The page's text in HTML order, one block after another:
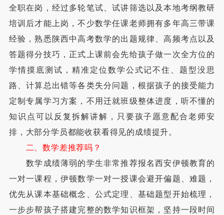
全职在岗，经过多轮笔试、试讲筛选以及本地考纲教研
培训后才能上岗，不少数学任课老师拥有多年高三带课
经验，熟悉陕西中高考数学的出题规律、高频考点以及
答题得分技巧，正式上课前会先给孩子做一次全方位的
学情摸底测试，精准定位数学公式记不住、题型没思
路、计算总出错等各类失分问题，根据孩子的接受能力
定制专属学习方案，不用迁就班级整体进度，听不懂的
知识点可以反复拆解讲解，只要孩子愿意配合老师安
排，大部分学员都能收获看得见的成绩提升。
二、数学差推荐吗？
数学成绩薄弱的学生非常推荐报名西安伊顿教育的
一对一课程，伊顿数学一对一授课会避开偏题、难题，
优先从课本基础概念、公式定理、基础题型开始梳理，
一步步帮孩子搭建完整的数学知识框架，坚持一段时间